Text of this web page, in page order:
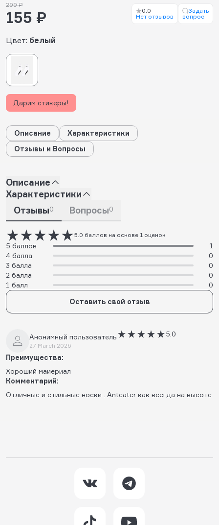
Цвет: белый
299 ₽
155 ₽
0.0
Нет отзывов
Задать
вопрос
Дарим стикеры!
Описание
Характеристики
Отзывы и Вопросы
Описание
Характеристики
Отзывы0 Вопросы0
5.0 баллов на основе 1 оценок
5 баллов
1
4 балла
0
3 балла
0
2 балла
0
1 балл
0
Оставить свой отзыв
Анонимный пользователь
27 March 2026
5.0
Преимущества:
Хороший маиериал
Комментарий:
Отличные и стильные носки . Anteater как всегда на высоте